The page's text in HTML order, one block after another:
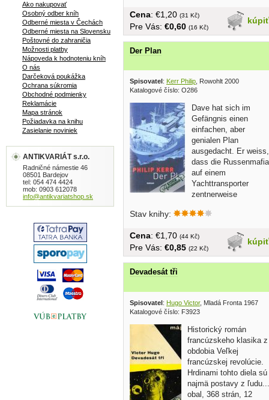
kúpiť
Cena: €1,20 (31 Kč)
Pre Vás: €0,60 (16 Kč)
Der Plan
Spisovatel : Kerr Philip, Rowohlt 2000
Katalogové číslo: O286
Dave hat sich im
Gefängnis einen
einfachen, aber
genialen Plan
ausgedacht. Er weiss,
dass die Russenmafia
auf einem
Yachttransporter
zentnerweise
Stav knihy:
kúpiť
Cena: €1,70 (44 Kč)
Pre Vás: €0,85 (22 Kč)
Devadesát tři
Spisovatel: Hugo Victor, Mladá Fronta 1967
Katalogové číslo: F3923
Historický román
francúzskeho klasika z
obdobia Veľkej
francúzskej revolúcie.
Hrdinami tohto diela sú
najmä postavy z ľudu...
obal, 368 strán, 12
Ako nakupovať
Osobný odber kníh
Odberné miesta v Čechách
Odberné miesta na Slovensku
Poštovné do zahraničia
Možnosti platby
Nápoveda k hodnoteniu kníh
O nás
Darčeková poukážka
Ochrana súkromia
Obchodné podmienky
Reklamácie
Mapa stránok
Požiadavka na knihu
Zasielanie noviniek
ANTIKVARIÁT s.r.o.
Radničné námestie 46
08501 Bardejov
tel: 054 474 4424
mob: 0903 612078
info@antikvariatshop.sk